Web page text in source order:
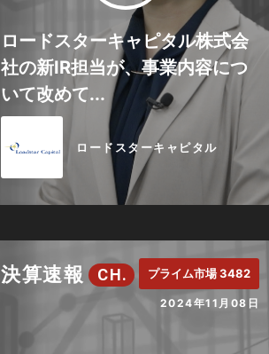
ロードスターキャピタル
ロードスターキャピタル株式会
社の新IR担当が、事業内容につ
いて改めて...
決算速報 CH. プライム市場 3482
2024年11月08日